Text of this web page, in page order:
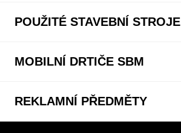
POUŽITÉ STAVEBNÍ STROJE
MOBILNÍ DRTIČE SBM
REKLAMNÍ PŘEDMĚTY